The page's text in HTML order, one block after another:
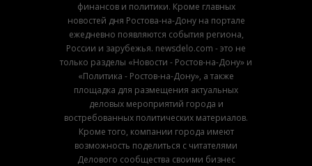
финансов и политики. Кроме главных
новостей дня Ростова-на-Дону на портале
ежедневно появляются события региона,
России и зарубежья. newsdelo.com - это не
только разделы «Новости - Ростов-на-Дону» и
«Политика - Ростов-на-Дону», а также
площадка для размещения актуальных
деловых мероприятий города и
востребованных политических материалов.
Кроме того, компании города имеют
возможность поделиться с читателями
Делового сообщества своими бизнес